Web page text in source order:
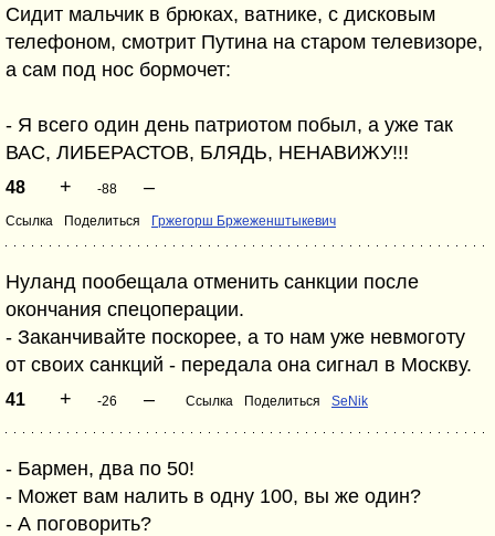
Сидит мальчик в брюках, ватнике, с дисковым
телефоном, смотрит Путина на старом телевизоре,
а сам под нос бормочет:
- Я всего один день патриотом побыл, а уже так
ВАС, ЛИБЕРАСТОВ, БЛЯДЬ, НЕНАВИЖУ!!!
48 + -88 –
Ссылка Поделиться Гржегорш Бржеженштыкевич
Нуланд пообещала отменить санкции после
окончания спецоперации.
- Заканчивайте поскорее, а то нам уже невмоготу
от своих санкций - передала она сигнал в Москву.
41 + -26 – Ссылка Поделиться SeNik
- Бармен, два по 50!
- Может вам налить в одну 100, вы же один?
- А поговорить?